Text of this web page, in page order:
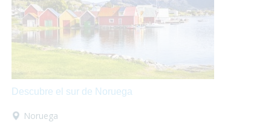
Descubre el sur de Noruega
Noruega